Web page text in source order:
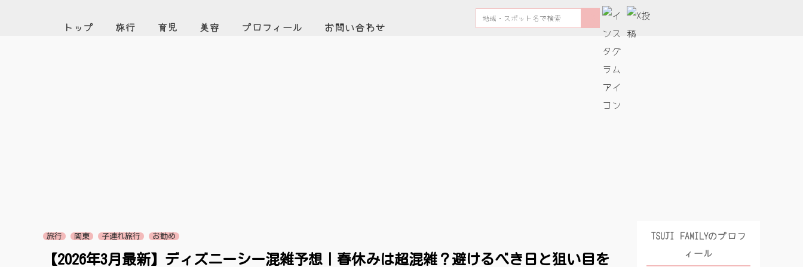
トップ 旅行 育児 美容 プロフィール お問い合わせ る
旅行 関東 子連れ旅行 お勧め
【2026年3月最新】ディズニーシー混雑予想｜春休みは超混雑？避けるべき日と狙い目を
TSUJI FAMILYのプロフ
ィール